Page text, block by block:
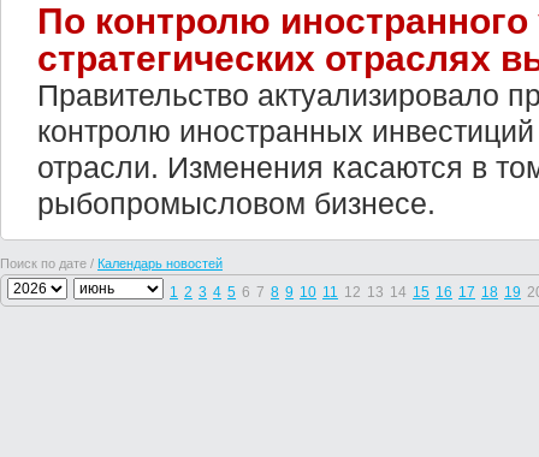
По контролю иностранного
стратегических отраслях
Правительство актуализировало
контролю иностранных инвестиций
отрасли. Изменения касаются в
рыбопромысловом бизнесе.
Поиск по дате / Календарь новостей
1 2 3 4 5 6 7 8 9 10 11 12 13 14 15 16 17 18 19